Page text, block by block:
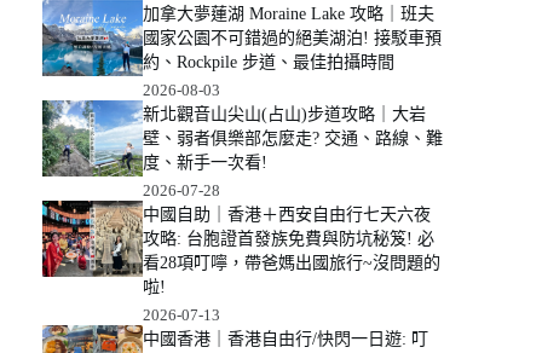
加拿大夢蓮湖 Moraine Lake 攻略｜班夫
國家公園不可錯過的絕美湖泊! 接駁車預
約、Rockpile 步道、最佳拍攝時間
2026-08-03
新北觀音山尖山(占山)步道攻略｜大岩
壁、弱者俱樂部怎麼走? 交通、路線、難
度、新手一次看!
2026-07-28
中國自助｜香港＋西安自由行七天六夜
攻略: 台胞證首發族免費與防坑秘笈! 必
看28項叮嚀，帶爸媽出國旅行~沒問題的
啦!
2026-07-13
中國香港｜香港自由行/快閃一日遊: 叮